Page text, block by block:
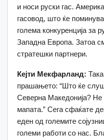
и носи руски гас.
гасовод, што ќе
голема конкуренција за
Западна Европа. Затоа
стратешки партнери.
Кејти Мекфарланд:
прашањето: “Што ќе
Северна Македонија? Не
мапата.” Сега сфаќате
еден од големите
големи работи со нас.